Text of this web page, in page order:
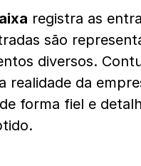
registra as
são
diversos.
realidade da
forma fiel e